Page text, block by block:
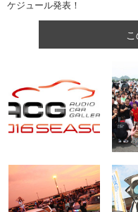
ケジュール発表！